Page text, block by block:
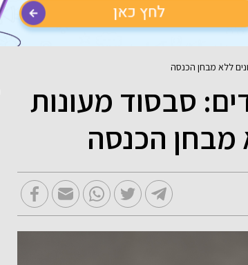
ללא מבחן הכנסה
סבסוד מעונות
מבחן הכנסה